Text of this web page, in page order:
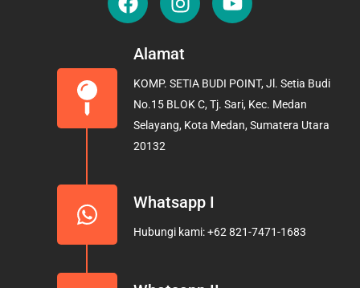
a
e
o
o
k
n
t
g
r
a
o
b
e
Alamat
KOMP. SETIA BUDI POINT, Jl. Setia Budi
No.15 BLOK C, Tj. Sari, Kec. Medan
Selayang, Kota Medan, Sumatera Utara
20132
Whatsapp I
Hubungi kami: +62 821-7471-1683